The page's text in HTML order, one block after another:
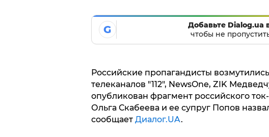
G
Добавьте Dialog.ua
чтобы не
Российские пропагандисты
телеканалов "112", NewsOne, ZIK
опубликован фрагмент российского
Ольга Скабеева и ее супруг Попов
сообщает Диалог.UA.